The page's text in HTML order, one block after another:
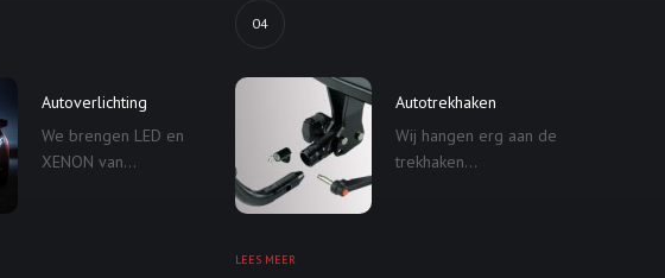
Autoverlichting
We brengen LED en
XENON van...
04
Autotrekhaken
Wij hangen erg aan de
trekhaken...
LEES MEER